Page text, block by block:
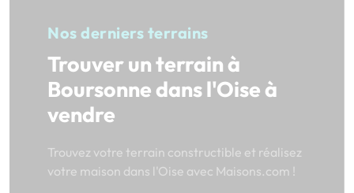
Nos derniers terrains
Trouver un terrain à
Boursonne dans l'Oise à
vendre
Trouvez votre terrain constructible et réalisez
votre maison dans l'Oise avec Maisons.com !